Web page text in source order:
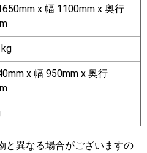
x 幅 1100mm x 奥行
x 幅 950mm x 奥行
と異なる場合がございますの